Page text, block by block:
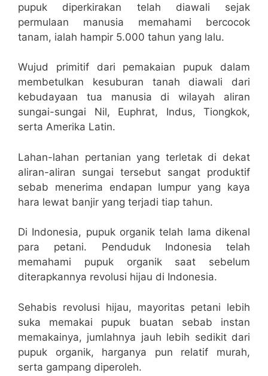
pupuk diperkirakan telah diawali sejak
permulaan manusia memahami bercocok
tanam, ialah hampir 5.000 tahun yang lalu.
Wujud primitif dari pemakaian pupuk dalam
membetulkan kesuburan tanah diawali dari
kebudayaan tua manusia di wilayah aliran
sungai-sungai Nil, Euphrat, Indus, Tiongkok,
serta Amerika Latin.
Lahan-lahan pertanian yang terletak di dekat
aliran-aliran sungai tersebut sangat produktif
sebab menerima endapan lumpur yang kaya
hara lewat banjir yang terjadi tiap tahun.
Di Indonesia, pupuk organik telah lama dikenal
para petani. Penduduk Indonesia telah
memahami pupuk organik saat sebelum
diterapkannya revolusi hijau di Indonesia.
Sehabis revolusi hijau, mayoritas petani lebih
suka memakai pupuk buatan sebab instan
memakainya, jumlahnya jauh lebih sedikit dari
pupuk organik, harganya pun relatif murah,
serta gampang diperoleh.